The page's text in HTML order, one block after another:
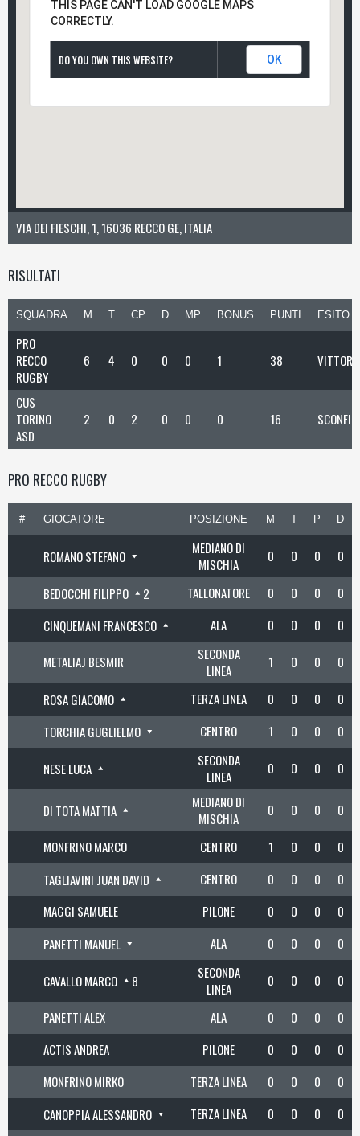
THIS PAGE CAN'T LOAD GOOGLE MAPS
CORRECTLY.
DO YOU OWN THIS WEBSITE? OK
VIA DEI FIESCHI, 1, 16036 RECCO GE, ITALIA
RISULTATI
SQUADRA M T CP D MP BONUS PUNTI ESITO
PRO
RECCO
RUGBY
6 4 0 0 0 1 38
CUS
TORINO
ASD
2 0 2 0 0 0 16
PRO RECCO RUGBY
# GIOCATORE POSIZIONE M T P D
ROMANO STEFANO
MEDIANO DI
MISCHIA
0 0 0 0
BEDOCCHI FILIPPO 2 TALLONATORE 0 0 0
0
CINQUEMANI FRANCESCO
ALA 0 0 0 0
METALIAJ BESMIR
SECONDA
LINEA
1 0 0 0
ROSA GIACOMO TERZA LINEA 0 0 0
0
TORCHIA GUGLIELMO
CENTRO 1 0 0 0
NESE LUCA
SECONDA
LINEA
0 0 0 0
DI TOTA MATTIA
MEDIANO DI
MISCHIA
0 0 0 0
MONFRINO MARCO CENTRO 1 0 0
0
TAGLIAVINI JUAN DAVID
CENTRO 0 0 0
0
MAGGI SAMUELE
PILONE 0 0 0
0
PANETTI MANUEL
ALA 0 0 0 0
CAVALLO MARCO 8
SECONDA
LINEA
0 0 0 0
PANETTI ALEX ALA 0 0 0
0
ACTIS ANDREA
PILONE 0 0 0
0
MONFRINO MIRKO
TERZA LINEA 0 0 0
0
CANOPPIA ALESSANDRO
TERZA LINEA 0 0 0
0